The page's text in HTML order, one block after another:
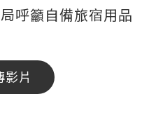
呼籲自備旅宿用品
片